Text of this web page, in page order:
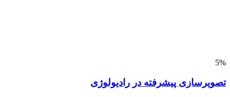
5%
تصویرسازی پیشرفته در رادیولوژی